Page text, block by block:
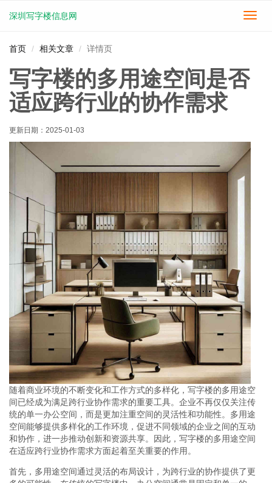
切
深圳写字楼信息网
首页 相关文章 详情页
写字楼的多用途空间是否
适应跨行业的协作需求
更新日期： 2025-01-03
随着商业环境的不断变化和工作方式的多样化，写字楼的多用途空
间已经成为满足跨行业协作需求的重要工具。企业不再仅仅关注传
统的单一办公空间，而是更加注重空间的灵活性和功能性。多用途
空间能够提供多样化的工作环境，促进不同领域的企业之间的互动
和协作，进一步推动创新和资源共享。因此，写字楼的多用途空间
在适应跨行业协作需求方面起着至关重要的作用。
首先，多用途空间通过灵活的布局设计，为跨行业的协作提供了更